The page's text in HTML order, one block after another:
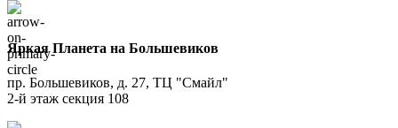
Яркая Планета на Большевиков
пр. Большевиков, д. 27, ТЦ "Смайл"
2-й этаж секция 108